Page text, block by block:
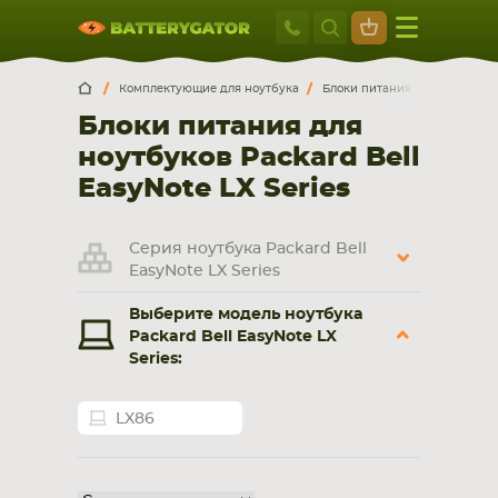
Москва
+7 495 414
Москва Санкт-Петербург
г. Москва, ул. Ткацкая, 5с3 (м. Семеновская)
5 мин. ходьбы от ст.м. “Семеновская”
+7 495 414 28 59
9:00-21:00
смартфона, планшета
Комплектующие для ноутбука Блоки питания для
Блоки питания для
ноутбуков Packard Bell
EasyNote LX Series
Серия ноутбука Packard Bell
EasyNote LX Series
Выберите модель ноутбука
Packard Bell EasyNote LX
Series:
LX86